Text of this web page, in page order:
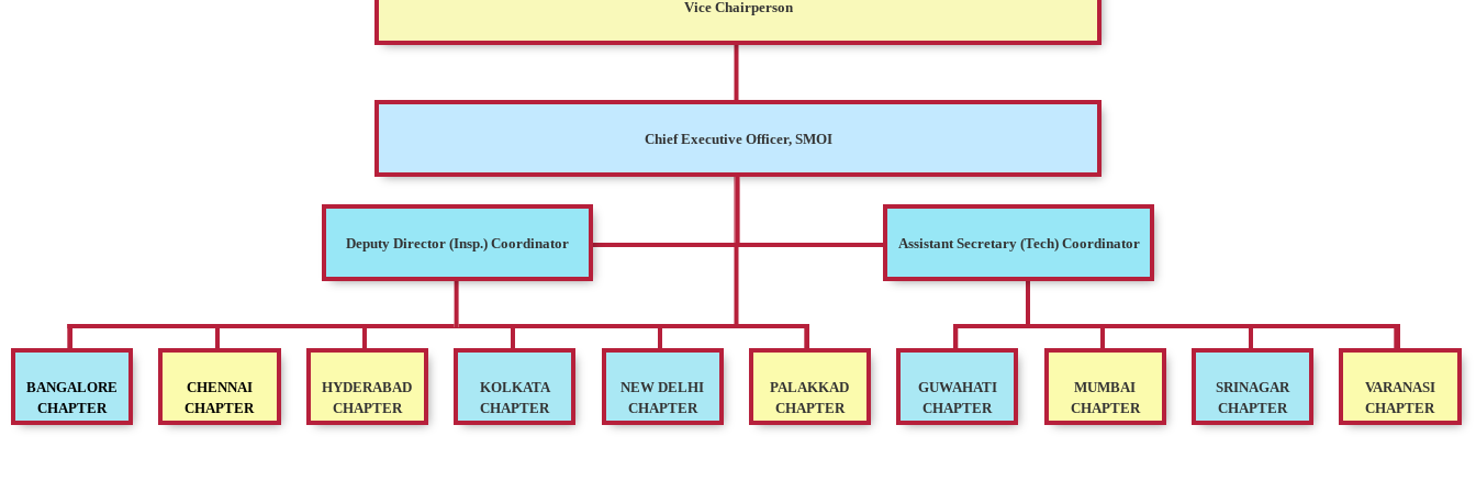
Vice Chairperson
Chief Executive Officer, SMOI
Assistant Secretary (Tech) Coordinator
Deputy Director (Insp.) Coordinator
BANGALORE
CHAPTER
CHENNAI
CHAPTER
HYDERABAD
CHAPTER
KOLKATA
CHAPTER
NEW DELHI
CHAPTER
PALAKKAD
CHAPTER
GUWAHATI
CHAPTER
MUMBAI
CHAPTER
SRINAGAR
CHAPTER
VARANASI
CHAPTER